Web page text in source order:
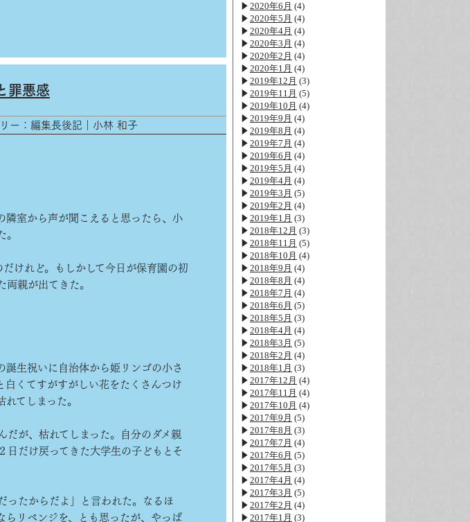
罪悪感
ー：編集長後記｜小林 和子
室から声が聞こえると思ったら、小
。
けれど。もしかして今日が保育園の初
親が出てきた。
生祝いに自治体から姫リンゴの小さ
白くてすがすがしい花をたくさんつけ
てしまった。
が、枯れてしまった。自分のダメ親
日だけ戻ってきた大学生の子どもとそ
ったからだよ」と言われた。なるほ
らリベンジを、とも思ったが、やっぱ
2020年6月 (4)
2020年5月 (4)
2020年4月 (4)
2020年3月 (4)
2020年2月 (4)
2020年1月 (4)
2019年12月 (3)
2019年11月 (5)
2019年10月 (4)
2019年9月 (4)
2019年8月 (4)
2019年7月 (4)
2019年6月 (4)
2019年5月 (4)
2019年4月 (4)
2019年3月 (5)
2019年2月 (4)
2019年1月 (3)
2018年12月 (3)
2018年11月 (5)
2018年10月 (4)
2018年9月 (4)
2018年8月 (4)
2018年7月 (4)
2018年6月 (5)
2018年5月 (3)
2018年4月 (4)
2018年3月 (5)
2018年2月 (4)
2018年1月 (3)
2017年12月 (4)
2017年11月 (4)
2017年10月 (4)
2017年9月 (5)
2017年8月 (3)
2017年7月 (4)
2017年6月 (5)
2017年5月 (3)
2017年4月 (4)
2017年3月 (5)
2017年2月 (4)
2017年1月 (3)